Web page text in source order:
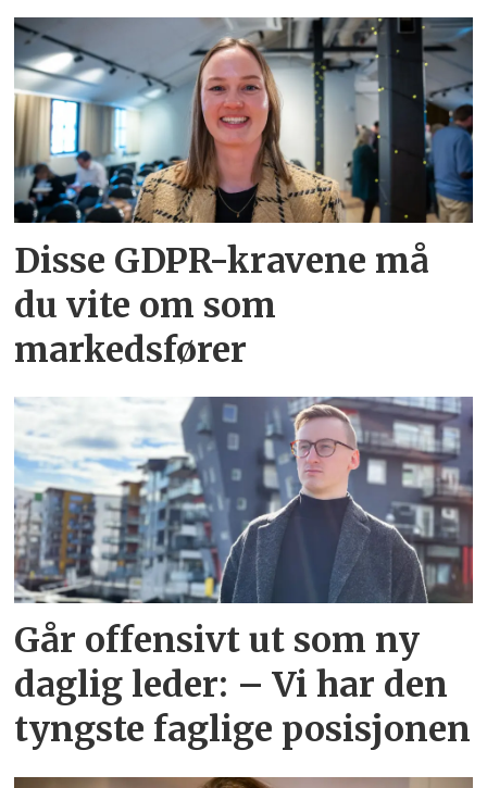
Disse GDPR-kravene må
du vite om som
markedsfører
Går offensivt ut som ny
daglig leder: – Vi har den
tyngste faglige posisjonen